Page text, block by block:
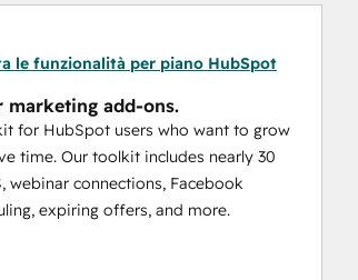
le funzionalità per piano HubSpot
marketing add-ons.
for HubSpot users who want to grow
time. Our toolkit includes nearly 30
webinar connections, Facebook
expiring offers, and more.